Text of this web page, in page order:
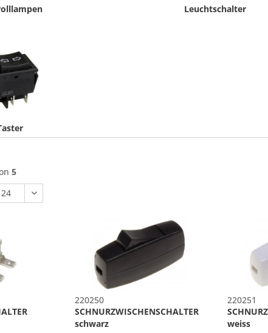
Leuchtschalter
5
220250
SCHNURZWISCHENSCHALTER
schwarz
220251
weiss